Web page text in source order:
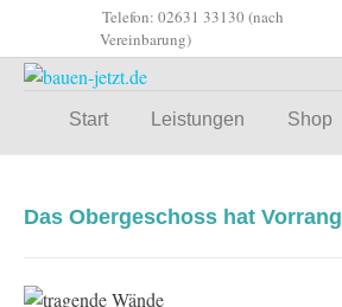
content
Telefon: 02631 33130 (nach
Vereinbarung)
Start Leistungen Shop
Das Obergeschoss hat Vorrang